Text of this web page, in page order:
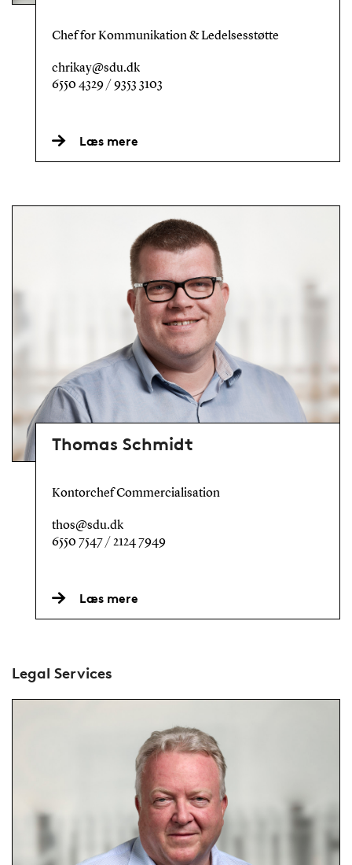
Chef for Kommunikation & Ledelsesstøtte
chrikay@sdu.dk
6550 4329 / 9353 3103
Læs mere
Thomas Schmidt
Kontorchef Commercialisation
thos@sdu.dk
6550 7547 / 2124 7949
Læs mere
Legal Services